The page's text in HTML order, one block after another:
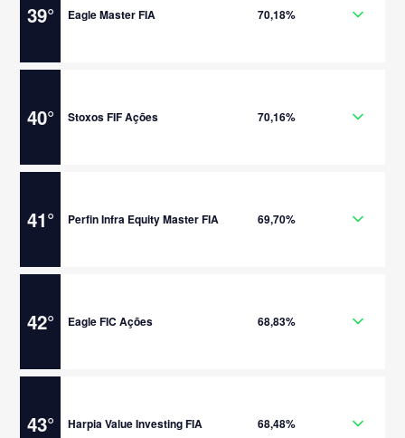
39° Eagle Master FIA 70,18%
40° Stoxos FIF Ações 70,16%
41° Perfin Infra Equity Master FIA 69,70%
42° Eagle FIC Ações 68,83%
43° Harpia Value Investing FIA 68,48%